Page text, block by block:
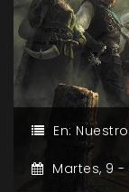
En:
Martes, 9 -